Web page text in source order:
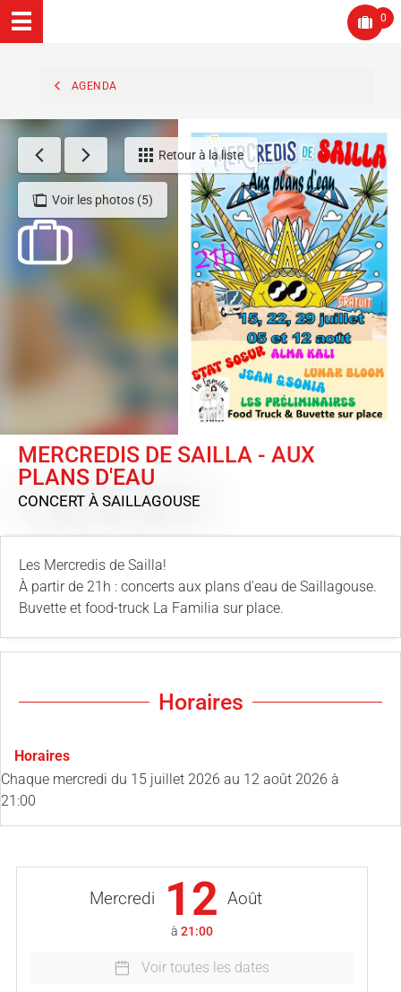
0
AGENDA
Retour à la liste
Voir les photos (5)
MERCREDIS DE SAILLA - AUX
PLANS D'EAU
CONCERT À SAILLAGOUSE
Les Mercredis de Sailla!
À partir de 21h : concerts aux plans d'eau de Saillagouse.
Buvette et food-truck La Familia sur place.
Horaires
Horaires
Chaque mercredi du 15 juillet 2026 au 12 août 2026 à
21:00
Mercredi 12 Août
à 21:00
Voir toutes les dates